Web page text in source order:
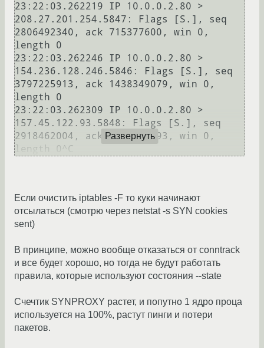
23:22:03.262219 IP 10.0.0.2.80 >
208.27.201.254.5847: Flags [S.], seq
2806492340, ack 715377600, win 0,
length 0
23:22:03.262246 IP 10.0.0.2.80 >
154.236.128.246.5846: Flags [S.], seq
3797225913, ack 1438349079, win 0,
length 0
23:22:03.262309 IP 10.0.0.2.80 >
157.45.122.93.5848: Flags [S.], seq
2918462004, ack 2056743493, win 0,
Развернуть
Если очистить iptables -F то куки начинают
отсылаться (смотрю через netstat -s SYN cookies
sent)
В принципе, можно вообще отказаться от conntrack
и все будет хорошо, но тогда не будут работать
правила, которые используют состояния --state
Счечтик SYNPROXY растет, и попутно 1 ядро проца
используется на 100%, растут пинги и потери
пакетов.